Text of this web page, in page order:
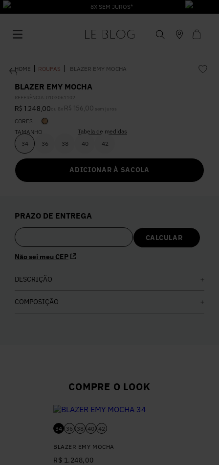
8X SEM JUROS*
ROUPAS BLAZER EMY MOCHA
BLAZER EMY MOCHA
REFERÊNCIA: 0103061102
R$ 1.248,00 ou 8 x R$ 156 00 sem juros
CORES
TAMANHO
34
36 38 40 42
Tabela de medidas
ADICIONAR À SACOLA
PRAZO DE ENTREGA
Não sei meu CEP
DESCRIÇÃO
COMPOSIÇÃO
COMPRE O LOOK
34 36 38 40 42
BLAZER EMY MOCHA
R$ 1.248,00
1º Vestido
2 Roupas
5º Calça
6º Colete
7º